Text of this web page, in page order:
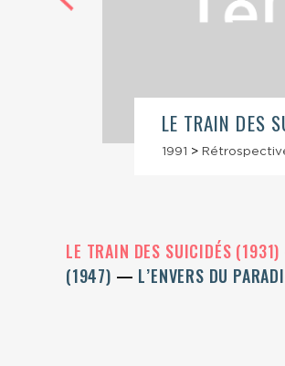
LE TRAIN DES
1991 >
LE TRAIN DES SUICIDÉS (1931)
(1947)
L’ENVERS DU